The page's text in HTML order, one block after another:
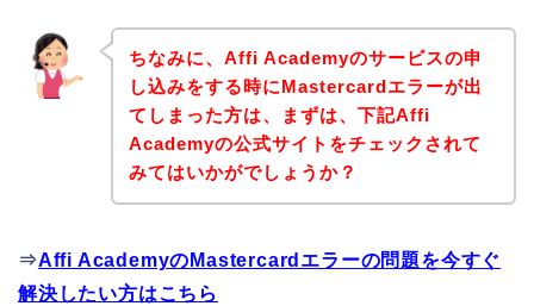
ちなみに、Affi Academyのサービスの申
し込みをする時にMastercardエラーが出
てしまった方は、まずは、下記Affi
Academyの公式サイトをチェックされて
みてはいかがでしょうか？
⇒Affi AcademyのMastercardエラーの問題を今すぐ
解決したい方はこちら